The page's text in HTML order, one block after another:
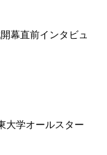
幕直前インタビュ
大学オールスター